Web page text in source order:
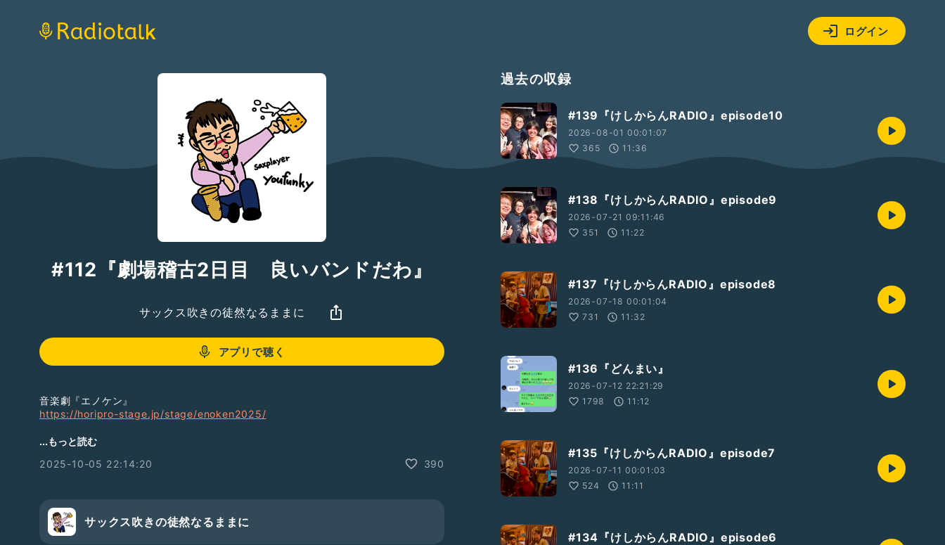
ログイン
#112『劇場稽古2日目 良いバンドだわ』
サックス吹きの徒然なるままに
アプリで聴く
音楽劇『エノケン』
https://horipro-stage.jp/stage/enoken2025/
#エノケン
...もっと読む
2025-10-05 22:14:20
390
サックス吹きの徒然なるままに
過去の収録
#139『けしからんRADIO』episode10
2026-08-01 00:01:07
365
11:36
#138『けしからんRADIO』episode9
2026-07-21 09:11:46
351
11:22
#137『けしからんRADIO』episode8
2026-07-18 00:01:04
731
11:32
#136『どんまい』
2026-07-12 22:21:29
1798
11:12
#135『けしからんRADIO』episode7
2026-07-11 00:01:03
524
11:11
#134『けしからんRADIO』episode6